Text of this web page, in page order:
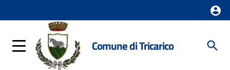
Comune di Tricarico